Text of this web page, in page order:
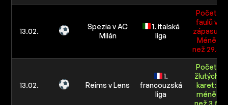
13.02.
Spezia v AC
Milán
1. italská
liga
Počet
faulů v
zápasu:
Méně
než 29.5
13.02. Reims v Lens
1.
francouzská
liga
Počet
žlutých
karet:
méně
než 3.5